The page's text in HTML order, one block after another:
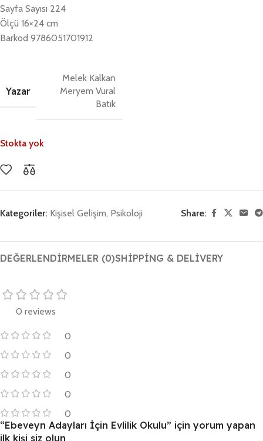
Sayfa Sayısı 224
Ölçü 16×24 cm
Barkod 9786051701912
Yazar
Melek Kalkan
Meryem Vural
Batık
Stokta yok
Kategoriler: Kişisel Gelişim, Psikoloji Share:
DEĞERLENDIRMELER (0)SHIPPING & DELIVERY
0 reviews
0
0
0
0
0
“Ebeveyn Adayları İçin Evlilik Okulu” için yorum yapan
ilk kişi siz olun